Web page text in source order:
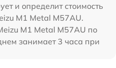
и определит стоимость
M1 Metal M57AU.
M1 Metal M57AU по
занимает 3 часа при